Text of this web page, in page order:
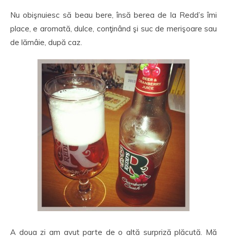
Nu obişnuiesc să beau bere, însă berea de la Redd’s îmi
place, e aromată, dulce, conţinând şi suc de merişoare sau
de lămâie, după caz.
A doua zi am avut parte de o altă surpriză plăcută. Mă